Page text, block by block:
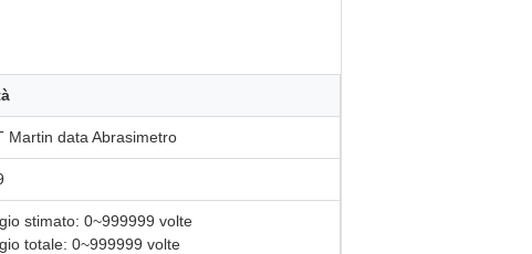
Martin data Abrasimetro
stimato: 0~999999 volte
totale: 0~999999 volte